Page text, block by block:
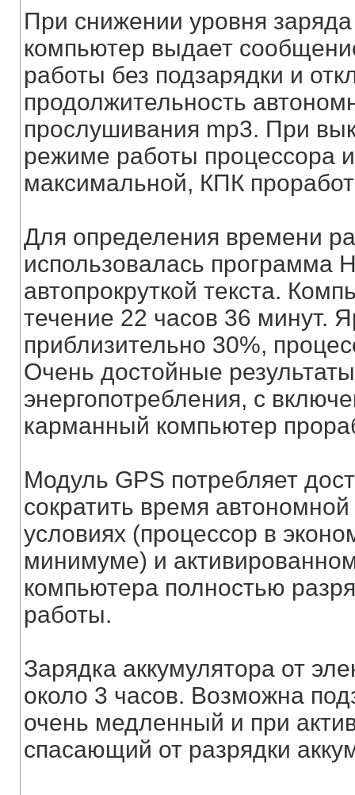
При снижении уровня
компьютер выдает
работы без подзарядки и
продолжительность
прослушивания mp3. При
режиме работы процессора
максимальной, КПК
Для определения времени
использовалась программа
автопрокруткой текста.
течение 22 часов 36 минут.
приблизительно 30%,
Очень достойные
энергопотребления, с
карманный компьютер
Модуль GPS потребляет
сократить время
условиях (процессор в
минимуме) и
компьютера полностью
работы.
Зарядка аккумулятора от
около 3 часов. Возможна
очень медленный и при
спасающий от разрядки